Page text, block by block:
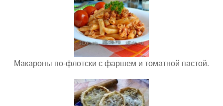
Макароны по-флотски с фаршем и томатной пастой.